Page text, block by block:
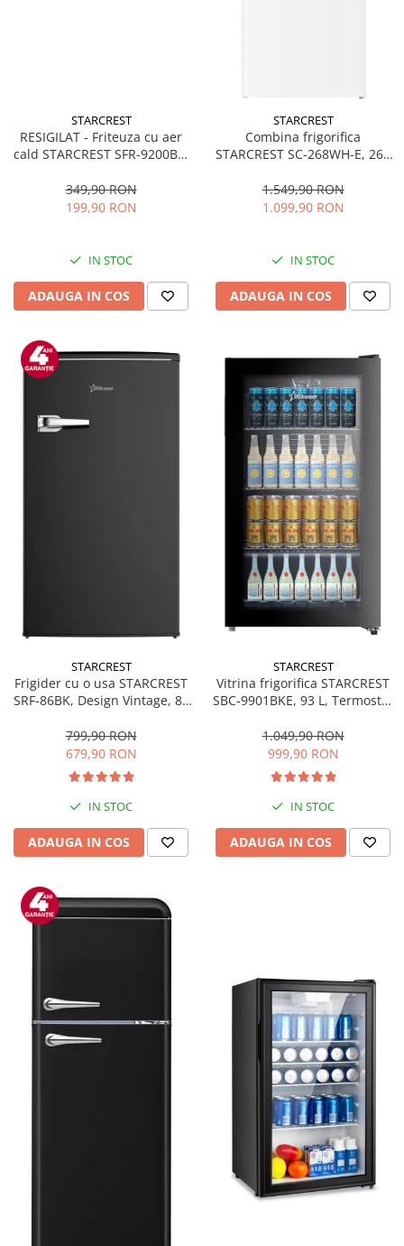
STARCREST
RESIGILAT - Friteuza cu aer
cald STARCREST SFR-9200BK,
Termostat 80 - 200 °C, 8
programe predefinite, Negru
349,90 RON
199,90 RON
IN STOC
ADAUGA IN COS
STARCREST
Combina frigorifica
STARCREST SC-268WH-E, 268
Termostat reglabil, Iluminare
LED, Picioare ajustabile, Usi
1.549,90 RON
1.099,90 RON
IN STOC
ADAUGA IN COS
STARCREST
Frigider cu o usa STARCREST
SRF-86BK, Design Vintage, 85
interioara, H 84 cm, Negru
799,90 RON
679,90 RON
IN STOC
ADAUGA IN COS
STARCREST
Vitrina frigorifica STARCREST
SBC-9901BKE, 93 L, Termostat
sticla, H 84.5 cm, Negru
1.049,90 RON
999,90 RON
IN STOC
ADAUGA IN COS